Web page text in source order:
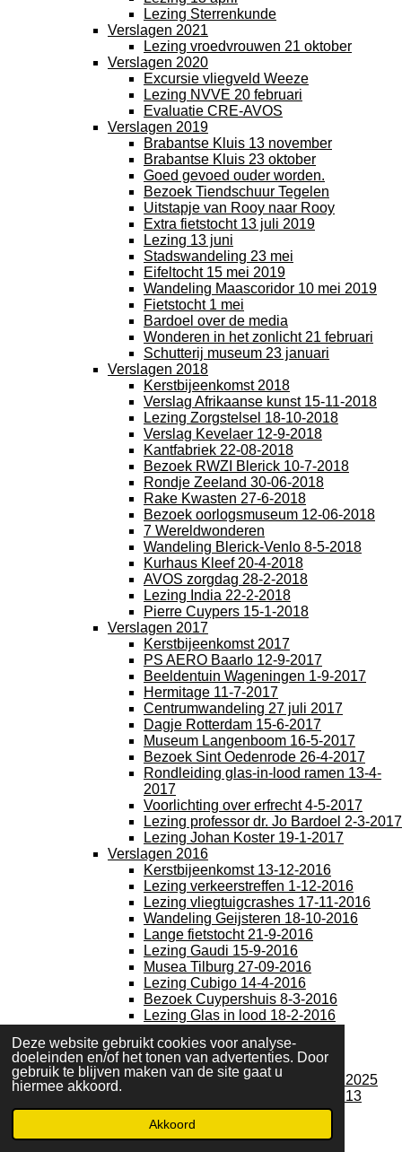
Deze website gebruikt cookies voor analyse-
doeleinden en/of het tonen van advertenties. Door
gebruik te blijven maken van de site gaat u
hiermee akkoord.
Akkoord
Lezing Sterrenkunde
Verslagen 2021
Lezing vroedvrouwen 21 oktober
Verslagen 2020
Excursie vliegveld Weeze
Lezing NVVE 20 februari
Evaluatie CRE-AVOS
Verslagen 2019
Brabantse Kluis 13 november
Brabantse Kluis 23 oktober
Goed gevoed ouder worden.
Bezoek Tiendschuur Tegelen
Uitstapje van Rooy naar Rooy
Extra fietstocht 13 juli 2019
Lezing 13 juni
Stadswandeling 23 mei
Eifeltocht 15 mei 2019
Wandeling Maascoridor 10 mei 2019
Fietstocht 1 mei
Bardoel over de media
Wonderen in het zonlicht 21 februari
Schutterij museum 23 januari
Verslagen 2018
Kerstbijeenkomst 2018
Verslag Afrikaanse kunst 15-11-2018
Lezing Zorgstelsel 18-10-2018
Verslag Kevelaer 12-9-2018
Kantfabriek 22-08-2018
Bezoek RWZI Blerick 10-7-2018
Rondje Zeeland 30-06-2018
Rake Kwasten 27-6-2018
Bezoek oorlogsmuseum 12-06-2018
7 Wereldwonderen
Wandeling Blerick-Venlo 8-5-2018
Kurhaus Kleef 20-4-2018
AVOS zorgdag 28-2-2018
Lezing India 22-2-2018
Pierre Cuypers 15-1-2018
Verslagen 2017
Kerstbijeenkomst 2017
PS AERO Baarlo 12-9-2017
Beeldentuin Wageningen 1-9-2017
Hermitage 11-7-2017
Centrumwandeling 27 juli 2017
Dagje Rotterdam 15-6-2017
Museum Langenboom 16-5-2017
Bezoek Sint Oedenrode 26-4-2017
Rondleiding glas-in-lood ramen 13-4-
2017
Voorlichting over erfrecht 4-5-2017
Lezing professor dr. Jo Bardoel 2-3-2017
Lezing Johan Koster 19-1-2017
Verslagen 2016
Kerstbijeenkomst 13-12-2016
Lezing verkeerstreffen 1-12-2016
Lezing vliegtuigcrashes 17-11-2016
Wandeling Geijsteren 18-10-2016
Lange fietstocht 21-9-2016
Lezing Gaudi 15-9-2016
Musea Tilburg 27-09-2016
Lezing Cubigo 14-4-2016
Bezoek Cuypershuis 8-3-2016
Lezing Glas in lood 18-2-2016
Energiek van start december 2015
Viering 10 jaar AVOS 13 december 2025
Openingswoord feestmiddag 13 december 2025
Fotoverslag viering 10 jarig bestaan AVOS 13
december 2025
AVOS jubileum foto's
Nieuws